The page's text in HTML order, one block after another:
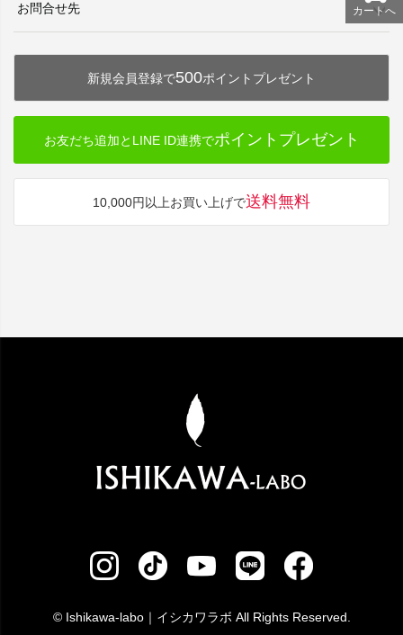
カートへ
お問合せ先
新規会員登録で500ポイントプレゼント
お友だち追加とLINE ID連携でポイントプレゼント
10,000円以上お買い上げで送料無料
© Ishikawa-labo｜イシカワラボ All Rights Reserved.